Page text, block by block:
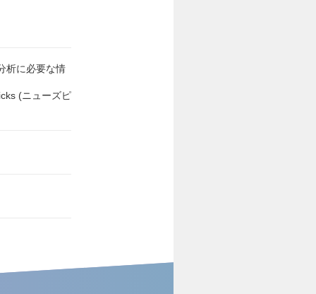
析に必要な情
(ニューズピ